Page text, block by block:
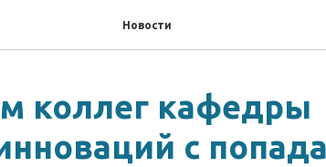
Новости
коллег кафедры
с